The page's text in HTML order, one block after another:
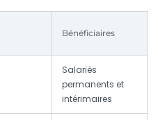
Bénéficiaires
Salariés
permanents et
intérimaires